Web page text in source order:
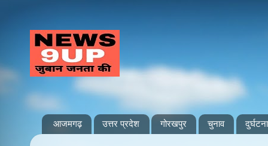
आजमगढ़ उत्तर प्रदेश गोरखपुर चुनाव दुर्घटना